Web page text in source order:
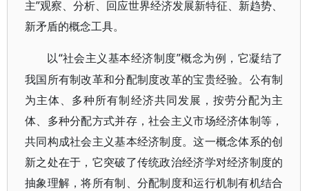
主”观察、分析、回应世界经济发展新特征、新趋势、
新矛盾的概念工具。
以“社会主义基本经济制度”概念为例，它凝结了
我国所有制改革和分配制度改革的宝贵经验。公有制
为主体、多种所有制经济共同发展，按劳分配为主
体、多种分配方式并存，社会主义市场经济体制等，
共同构成社会主义基本经济制度。这一概念体系的创
新之处在于，它突破了传统政治经济学对经济制度的
抽象理解，将所有制、分配制度和运行机制有机结合